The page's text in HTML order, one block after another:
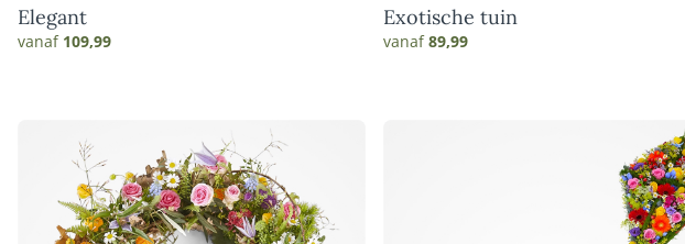
Elegant
vanaf 109,99
Exotische tuin
vanaf89,99